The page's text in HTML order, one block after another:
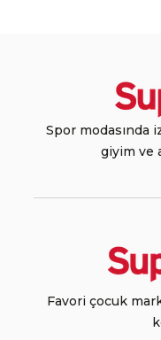
Spor modasında
giyim ve
Favori çocuk